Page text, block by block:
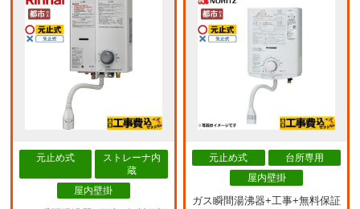
元止め式
ストレーナ内
蔵
屋内壁掛
元止め式
台所専用
屋内壁掛
ガス瞬間湯沸器+工事+無料保証